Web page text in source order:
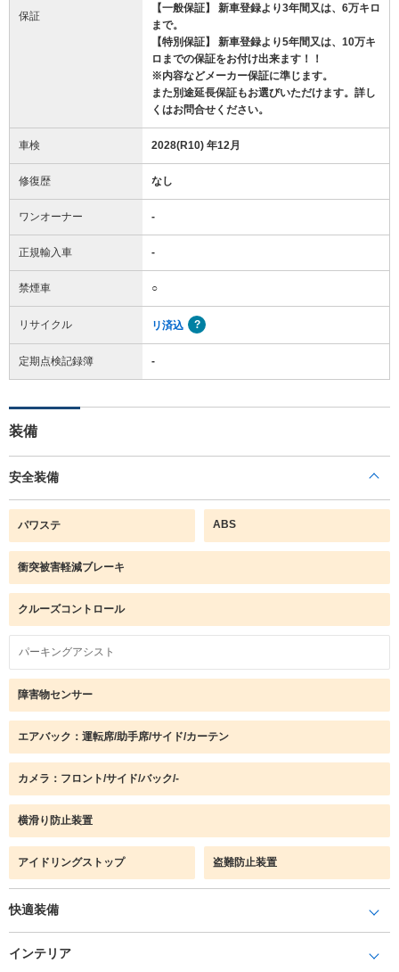
保証
【一般保証】 新車登録より3年間又は、6万キロ
まで。
【特別保証】 新車登録より5年間又は、10万キ
ロまでの保証をお付け出来ます！！
※内容などメーカー保証に準じます。
また別途延長保証もお選びいただけます。詳し
くはお問合せください。
車検 2028(R10) 年12月
修復歴 なし
ワンオーナー -
正規輸入車 -
禁煙車 ○
リサイクル リ済込
定期点検記録簿 -
装備
安全装備
パワステ ABS
衝突被害軽減ブレーキ
クルーズコントロール
パーキングアシスト
障害物センサー
エアバック：運転席/助手席/サイド/カーテン
カメラ：フロント/サイド/バック/-
横滑り防止装置
アイドリングストップ 盗難防止装置
快適装備
インテリア